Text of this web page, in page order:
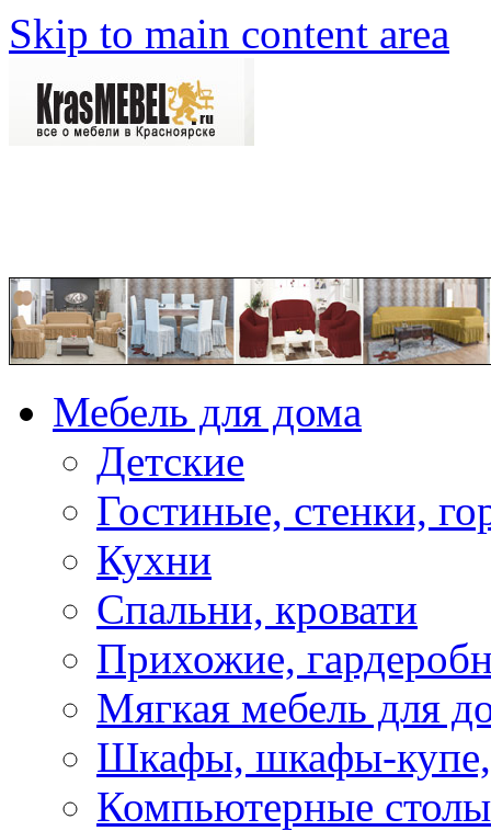
Skip to main content area
Мебель для дома
Детские
Гостиные, стенки,
Кухни
Спальни, кровати
Прихожие,
Мягкая мебель для
Шкафы, шкафы-купе,
Компьютерные столы